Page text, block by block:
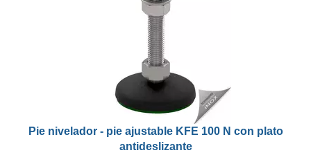
Pie nivelador - pie ajustable KFE 100 N con plato
antideslizante